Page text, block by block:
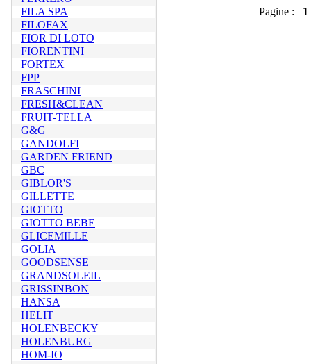
FILA SPA
FILOFAX
FIOR DI LOTO
FIORENTINI
FORTEX
FPP
FRASCHINI
FRESH&CLEAN
FRUIT-TELLA
G&G
GANDOLFI
GARDEN FRIEND
GBC
GIBLOR'S
GILLETTE
GIOTTO
GIOTTO BEBE
GLICEMILLE
GOLIA
GOODSENSE
GRANDSOLEIL
GRISSINBON
HANSA
HELIT
HOLENBECKY
HOLENBURG
HOM-IO
Pagine : 1